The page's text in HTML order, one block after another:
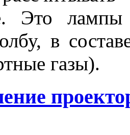
Это
в
газы).